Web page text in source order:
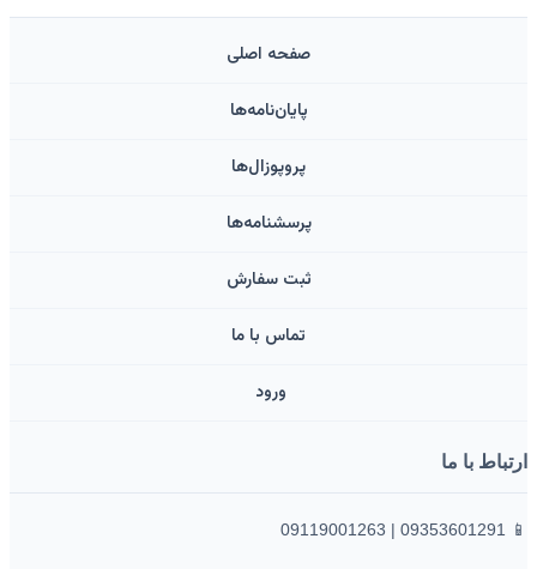
صفحه اصلی
پایان‌نامه‌ها
پروپوزال‌ها
پرسشنامه‌ها
ثبت سفارش
تماس با ما
ورود ‌
ارتباط با ما
📱 09353601291 | 09119001263